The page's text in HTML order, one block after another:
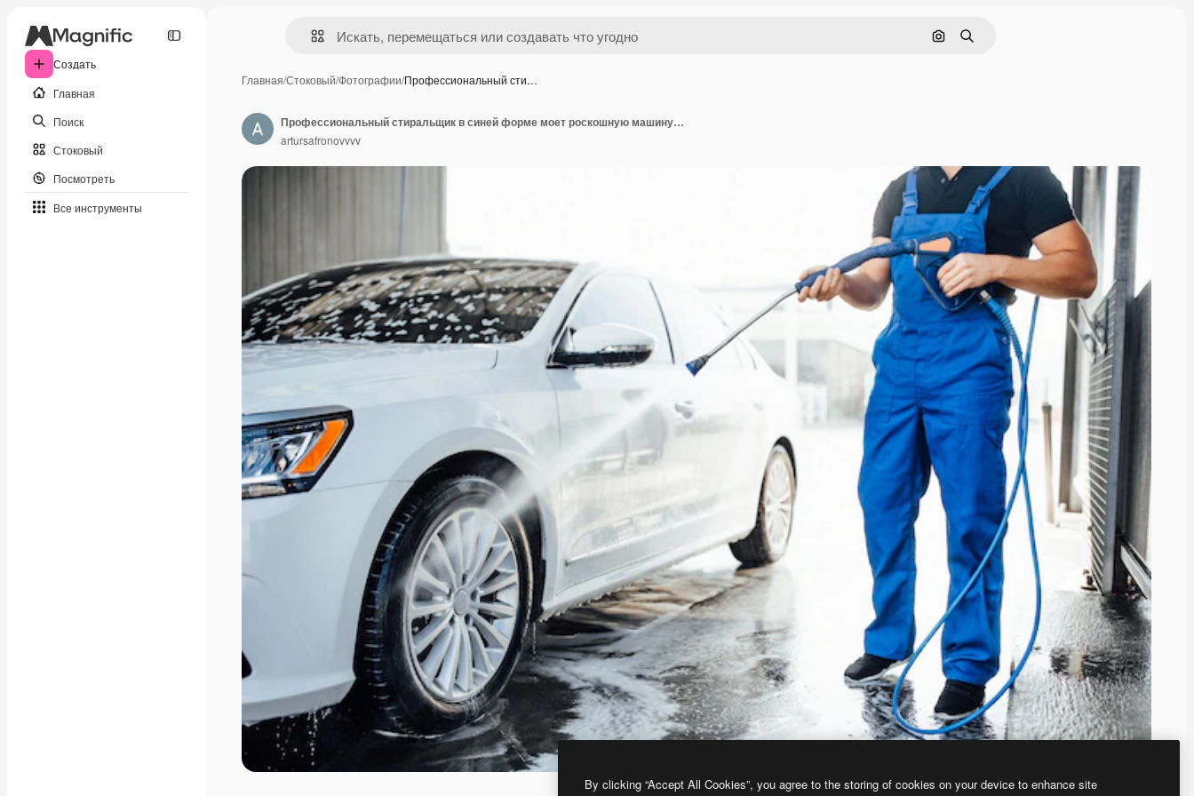
Создать
Главная
Поиск
Стоковый
Посмотреть
Все инструменты
Поиск по изображению
Поиск
Главная/Стоковый/Фотографии/Профессиональный сти…
Профессиональный стиральщик в синей форме моет роскошную машину с водяным пистолетом на открытой автомойке
artursafronovvvv
By clicking “Accept All Cookies”, you agree to the storing of cookies on your device to enhance site